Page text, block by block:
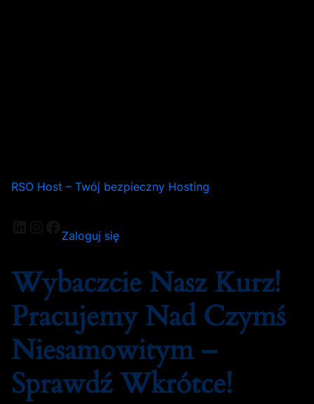
RSO Host – Twój bezpieczny Hosting
Zaloguj się
Wybaczcie Nasz Kurz!
Pracujemy Nad Czymś
Niesamowitym –
Sprawdź Wkrótce!